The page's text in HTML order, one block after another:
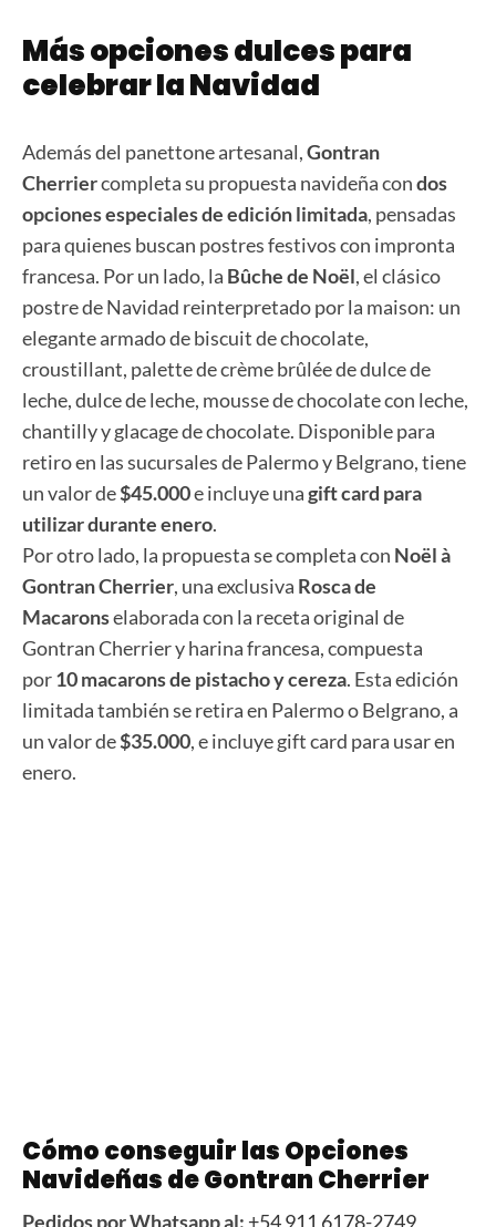
Más opciones dulces para
celebrar la Navidad
Además del panettone artesanal,Gontran
Cherriercompleta su propuesta navideña condos
opciones especiales de edición limitada, pensadas
para quienes buscan postres festivos con impronta
francesa. Por un lado, la Bûche de Noël, el clásico
postre de Navidad reinterpretado por la maison: un
elegante armado de biscuit de chocolate,
croustillant, palette de crème brûlée de dulce de
leche, dulce de leche, mousse de chocolate con leche,
chantilly y glacage de chocolate. Disponible para
retiro en las sucursales de Palermo y Belgrano, tiene
un valor de$45.000e incluye unagift card para
utilizar durante enero.
Por otro lado, la propuesta se completa con Noël à
Gontran Cherrier, una exclusiva Rosca de
Macaronselaborada con la receta original de
Gontran Cherrier y harina francesa, compuesta
por10 macarons de pistacho y cereza. Esta edición
limitada también se retira en Palermo o Belgrano, a
un valor de$35.000, e incluye gift card para usar en
enero.
Cómo conseguir las Opciones
Navideñas de Gontran Cherrier
Pedidos por Whatsapp al: +54 911 6178-2749